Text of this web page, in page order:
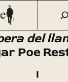
González
de Edgar Poe
del
Poe
I